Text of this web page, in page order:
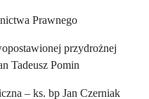
Prawnego
przydrożnej
Tadeusz Pomin
– ks. bp Jan Czerniak